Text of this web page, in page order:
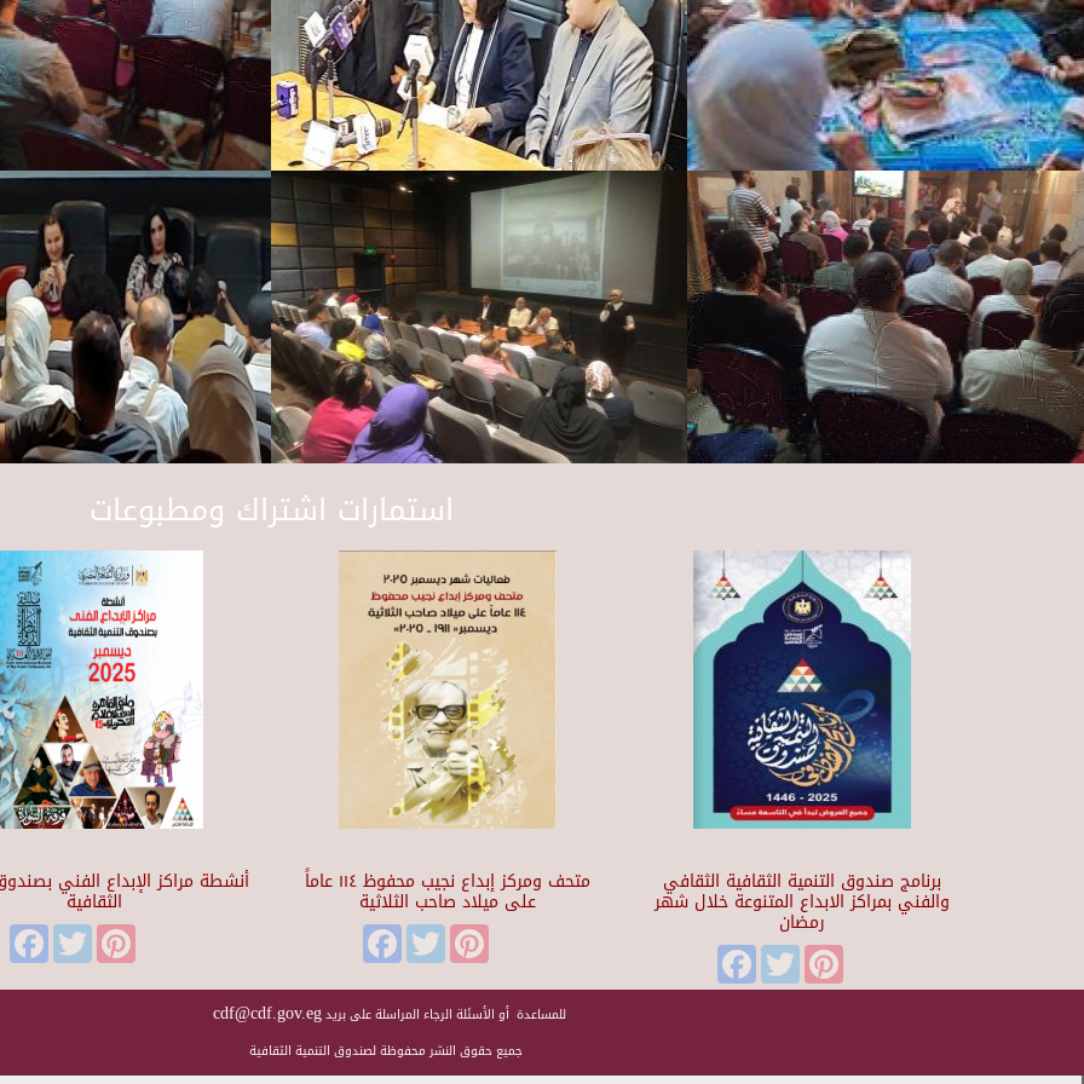
استمارات اشتراك ومطبوعات
أنشطة مراكز الإبداع الفني
الثقافية
FacebookTwitterPinterest
متحف ومركز إبداع نجيب محفوظ ١١٤ عاماً
على ميلاد صاحب الثلاثية
FacebookTwitter
برنامج صندوق التنمية الثقافية الثقافي
والفني بمراكز الابداع المتنوعة خلال شهر
رمضان
FacebookTwitterPinterest
للمساعدة أو الأسئلة الرجاء المراسلة على بريدcdf@cdf.gov.eg
جميع حقوق النشر محفوظة لصندوق التنمية الثقافية